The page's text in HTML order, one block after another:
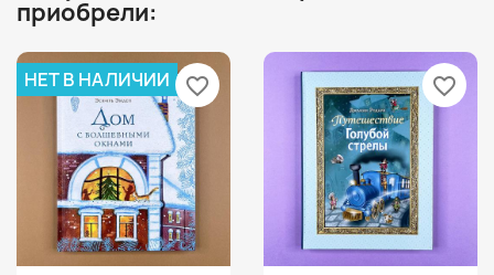
приобрели:
НЕТ В НАЛИЧИИ favorite_border favorite_border